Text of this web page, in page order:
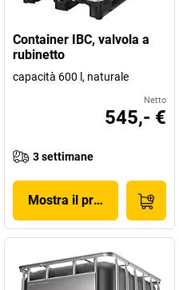
Container IBC, valvola a
rubinetto
capacità 600 l, naturale
Netto
545,- €
3 settimane
Mostra il prodotto